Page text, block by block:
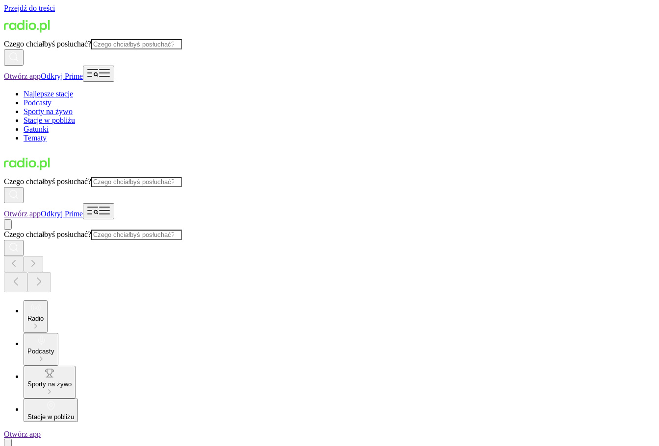
Przejdź do treści
Czego chciałbyś posłuchać?
Otwórz appOdkryj Prime
Najlepsze stacje
Podcasty
Sporty na żywo
Stacje w pobliżu
Gatunki
Tematy
Czego chciałbyś posłuchać?
Otwórz appOdkryj Prime
Czego chciałbyś posłuchać?
Radio
Podcasty
Sporty na żywo
Stacje w pobliżu
Otwórz app